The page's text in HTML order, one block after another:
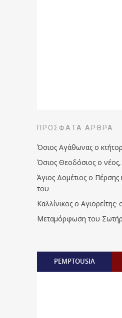
ΠΡΌΣΦΑΤΑ ΆΡΘΡΑ
Όσιος Αγάθωνας ο
Όσιος Θεοδόσιος ο νέος,
Άγιος Δομέτιος ο Πέρσης
του
Καλλίνικος ο Αγιορείτης
Μεταμόρφωση του
PEMPTOUSIA